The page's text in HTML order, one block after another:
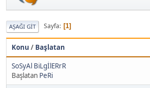
AŞAĞI GIT Sayfa 1
Konu / Başlatan
SoSyAl BiLgİlERrR
Başlatan PeRi